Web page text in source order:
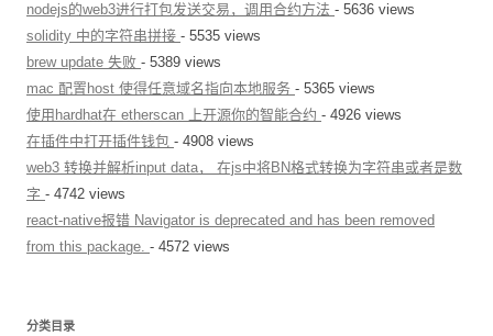
nodejs的web3进行打包发送交易，调用合约方法 - 5636 views
solidity 中的字符串拼接 - 5535 views
brew update 失败 - 5389 views
mac 配置host 使得任意域名指向本地服务 - 5365 views
使用hardhat在 etherscan 上开源你的智能合约 - 4926 views
在插件中打开插件钱包 - 4908 views
web3 转换并解析input data， 在js中将BN格式转换为字符串或者是数
字 - 4742 views
react-native报错 Navigator is deprecated and has been removed
from this package. - 4572 views
分类目录